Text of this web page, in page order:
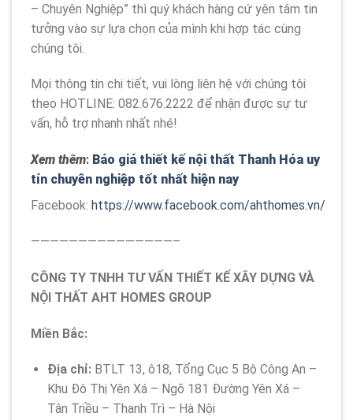
– Chuyên Nghiệp” thì quý khách hàng cứ yên tâm tin
tưởng vào sự lựa chọn của mình khi hợp tác cùng
chúng tôi.
Mọi thông tin chi tiết, vui lòng liên hệ với chúng tôi
theo HOTLINE: 082.676.2222 để nhận được sự tư
vấn, hỗ trợ nhanh nhất nhé!
Xem thêm: Báo giá thiết kế nội thất Thanh Hóa uy
tín chuyên nghiệp tốt nhất hiện nay
Facebook: https://www.facebook.com/ahthomes.vn/
———————————————–
CÔNG TY TNHH TƯ VẤN THIẾT KẾ XÂY DỰNG VÀ
NỘI THẤT AHT HOMES GROUP
Miền Bắc:
Địa chỉ: BTLT 13, ô18, Tổng Cục 5 Bộ Công An –
Khu Đô Thị Yên Xá – Ngõ 181 Đường Yên Xá –
Tân Triều – Thanh Trì – Hà Nội